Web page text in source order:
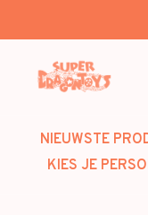
NIEUWSTE
KIES JE